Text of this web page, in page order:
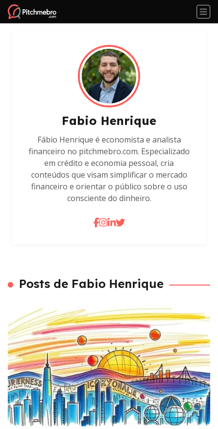
Fabio Henrique
Fábio Henrique é economista e analista
financeiro no pitchmebro.com. Especializado
em crédito e economia pessoal, cria
conteúdos que visam simplificar o mercado
financeiro e orientar o público sobre o uso
consciente do dinheiro.
Posts de Fabio Henrique